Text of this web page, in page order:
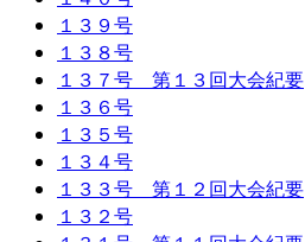
１３９号
１３８号
１３７号 第１３回大会紀要
１３６号
１３５号
１３４号
１３３号 第１２回大会紀要
１３２号